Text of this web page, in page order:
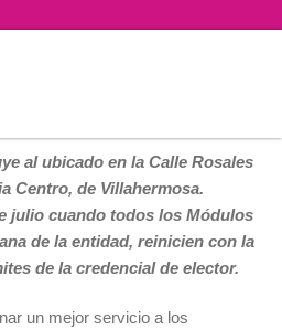
al ubicado en la Calle Rosales
Centro, de Villahermosa.
julio cuando todos los Módulos
de la entidad, reinicien con la
de la credencial de elector.
un mejor servicio a los